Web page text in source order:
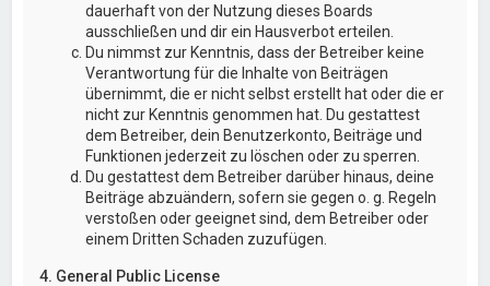
dauerhaft von der Nutzung dieses Boards
ausschließen und dir ein Hausverbot erteilen.
Du nimmst zur Kenntnis, dass der Betreiber keine
Verantwortung für die Inhalte von Beiträgen
übernimmt, die er nicht selbst erstellt hat oder die er
nicht zur Kenntnis genommen hat. Du gestattest
dem Betreiber, dein Benutzerkonto, Beiträge und
Funktionen jederzeit zu löschen oder zu sperren.
Du gestattest dem Betreiber darüber hinaus, deine
Beiträge abzuändern, sofern sie gegen o. g. Regeln
verstoßen oder geeignet sind, dem Betreiber oder
einem Dritten Schaden zuzufügen.
4. General Public License